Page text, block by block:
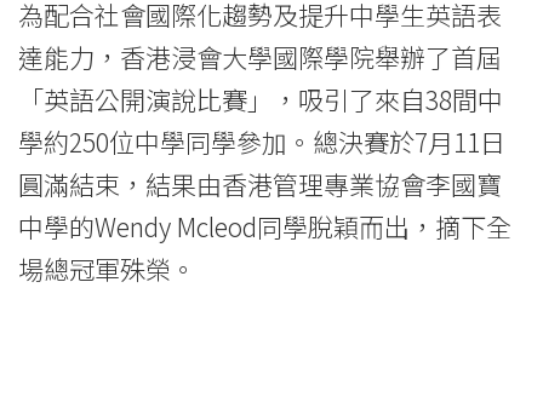
2014」
圓
滿
結
束
為配合社會國際化趨勢及提升中學生英語表
達能力，香港浸會大學國際學院舉辦了首屆
「英語公開演說比賽」，吸引了來自38間中
學約250位中學同學參加。總決賽於7月11日
圓滿結束，結果由香港管理專業協會李國寶
中學的Wendy Mcleod同學脫穎而出，摘下全
場總冠軍殊榮。